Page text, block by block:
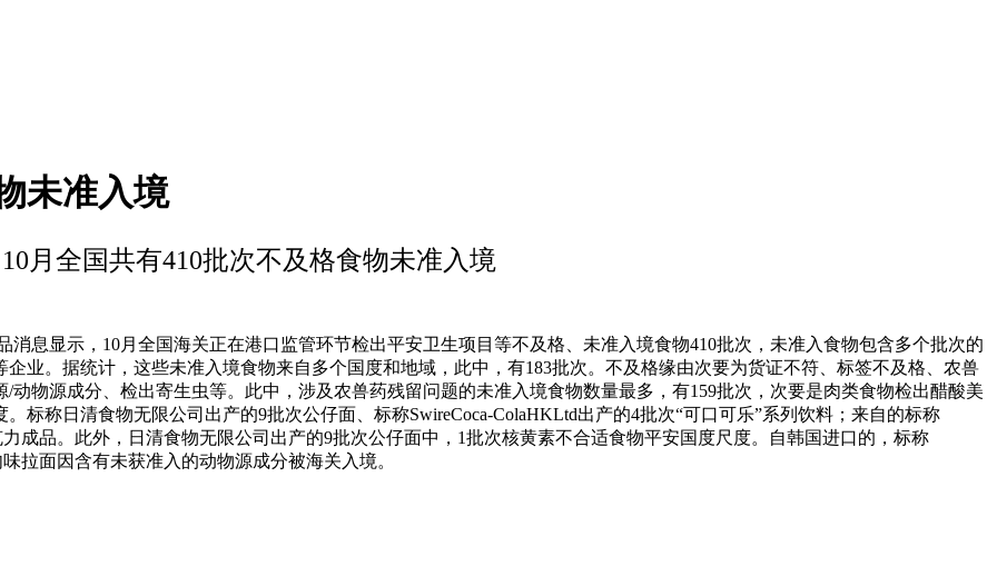
未准入境
10月全国共有410批次不及格食物未准入境
显示，10月全国海关正在港口监管环节检出平安卫生项目等不及格、未准入境食物410批次，未准入食物包含多个批次的
业。据统计，这些未准入境食物来自多个国度和地域，此中，有183批次。不及格缘由次要为货证不符、标签不及格、农兽
物源成分、检出寄生虫等。此中，涉及农兽药残留问题的未准入境食物数量最多，有159批次，次要是肉类食物检出醋酸美
标称日清食物无限公司出产的9批次公仔面、标称SwireCoca-ColaHKLtd出产的4批次“可口可乐”系列饮料；来自的标称
力成品。此外，日清食物无限公司出产的9批次公仔面中，1批次核黄素不合适食物平安国度尺度。自韩国进口的，标称
拉面因含有未获准入的动物源成分被海关入境。